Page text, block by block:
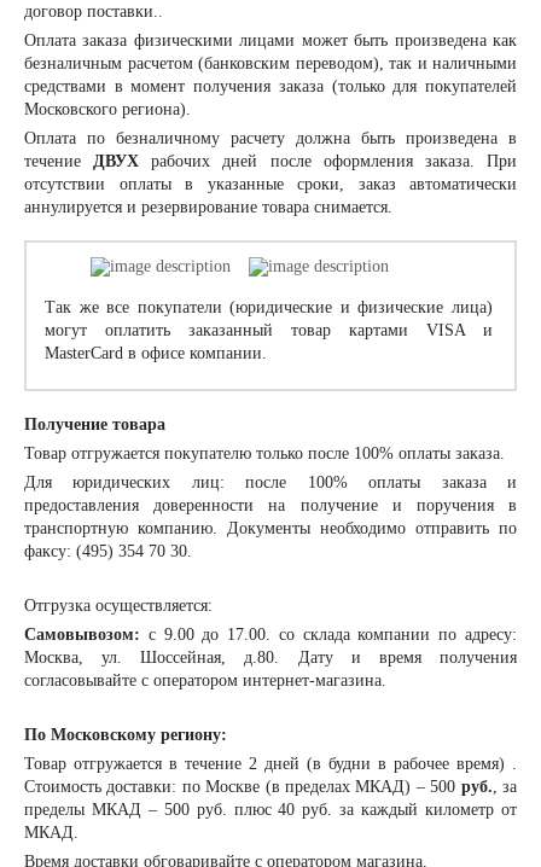
договор поставки.
Оплата заказа физическими лицами может быть произведена как
безналичным расчетом (банковским переводом), так и наличными
средствами в момент получения заказа (только для покупателей
Московского региона).
Оплата по безналичному расчету должна быть произведена в
течение ДВУХ рабочих дней после оформления заказа. При
отсутствии оплаты в указанные сроки, заказ автоматически
аннулируется и резервирование товара снимается.
Так же все покупатели (юридические и физические лица)
могут оплатить заказанный товар картами VISA и
MasterCard в офисе компании.
Получение товара
Товар отгружается покупателю только после 100% оплаты заказа.
Для юридических лиц: после 100% оплаты заказа и
предоставления доверенности на получение и поручения в
транспортную компанию. Документы необходимо отправить по
факсу: (495) 354 70 30.
Отгрузка осуществляется:
Самовывозом: с 9.00 до 17.00. со склада компании по адресу:
Москва, ул. Шоссейная, д.80. Дату и время получения
согласовывайте с оператором интернет-магазина.
По Московскому региону:
Товар отгружается в течение 2 дней (в будни в рабочее время) .
Стоимость доставки: по Москве (в пределах МКАД) – 500 руб. , за
пределы МКАД – 500 руб. плюс 40 руб. за каждый километр от
МКАД.
Время доставки обговаривайте с оператором магазина.